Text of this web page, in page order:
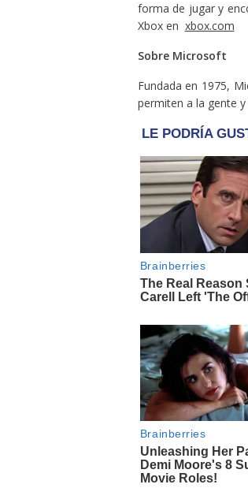
forma de jugar y
Xbox en xbox.com
Sobre Microsoft
Fundada en 1975,
permiten a la gente